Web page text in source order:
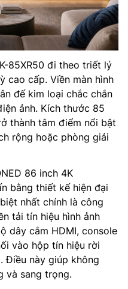
85XR50 đi theo triết lý
cao cấp. Viền màn hình
đế kim loại chắc chắn
ảnh. Kích thước 85
thành tâm điểm nổi bật
rộng hoặc phòng giải
86 inch 4K
bằng thiết kế hiện đại
nhất chính là công
tải tín hiệu hình ảnh
dây cắm HDMI, console
vào hộp tín hiệu rời
Điều này giúp không
và sang trọng.